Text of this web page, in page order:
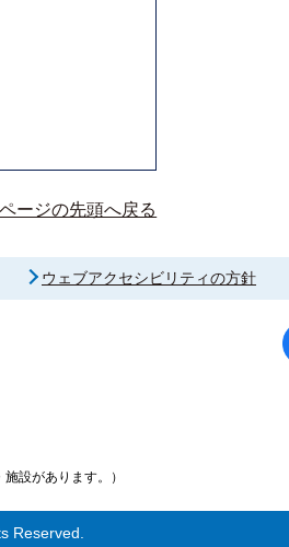
ページの先頭へ戻る
ウェブアクセシビリティの方針
設があります。）
Reserved.